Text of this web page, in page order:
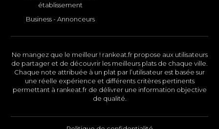
établissement
Business - Annonceurs
Ne mangez que le meilleur ! rankeat.fr propose aux utilisateurs
de partager et de découvrir les meilleurs plats de chaque ville.
Chaque note attribuée à un plat par l’utilisateur est basée sur
une réelle expérience et différents critères pertinents
permettant à rankeat.fr de délivrer une information objective
de qualité.